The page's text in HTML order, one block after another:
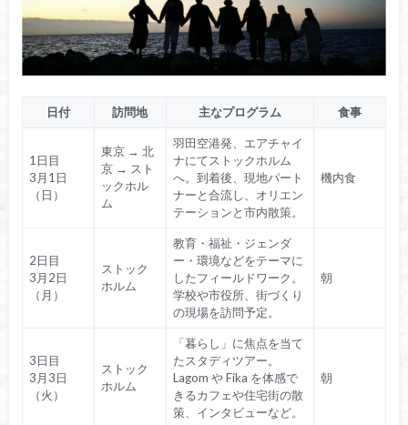
日付 訪問地 主なプログラム 食事
1日目
3月1日
（日）
東京 → 北
京 → スト
ックホル
ム
羽田空港発、エアチャイ
ナにてストックホルム
へ。到着後、現地パート
ナーと合流し、オリエン
テーションと市内散策。
機内食
2日目
3月2日
（月）
ストック
ホルム
教育・福祉・ジェンダ
ー・環境などをテーマに
したフィールドワーク。
学校や市役所、街づくり
の現場を訪問予定。
朝
3日目
3月3日
（火）
ストック
ホルム
「暮らし」に焦点を当て
たスタディツアー。
Lagom や Fika を体感で
きるカフェや住宅街の散
策、インタビューなど。
朝